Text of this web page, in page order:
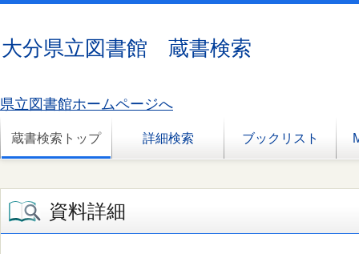
大分県立図書館 蔵書検索
県立図書館ホームページへ
蔵書検索トップ 詳細検索 ブックリスト
資料詳細